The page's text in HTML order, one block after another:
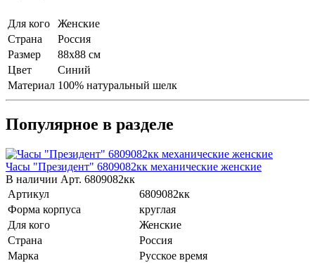
Для кого
Женские
Страна
Россия
Размер
88х88 см
Цвет
Синий
Материал 100% натуральный шелк
Популярное в разделе
Часы "Президент" 6809082кк механические женские
В наличии Арт. 6809082кк
Артикул
6809082кк
Форма корпуса
круглая
Для кого
Женские
Страна
Россия
Марка
Русское время